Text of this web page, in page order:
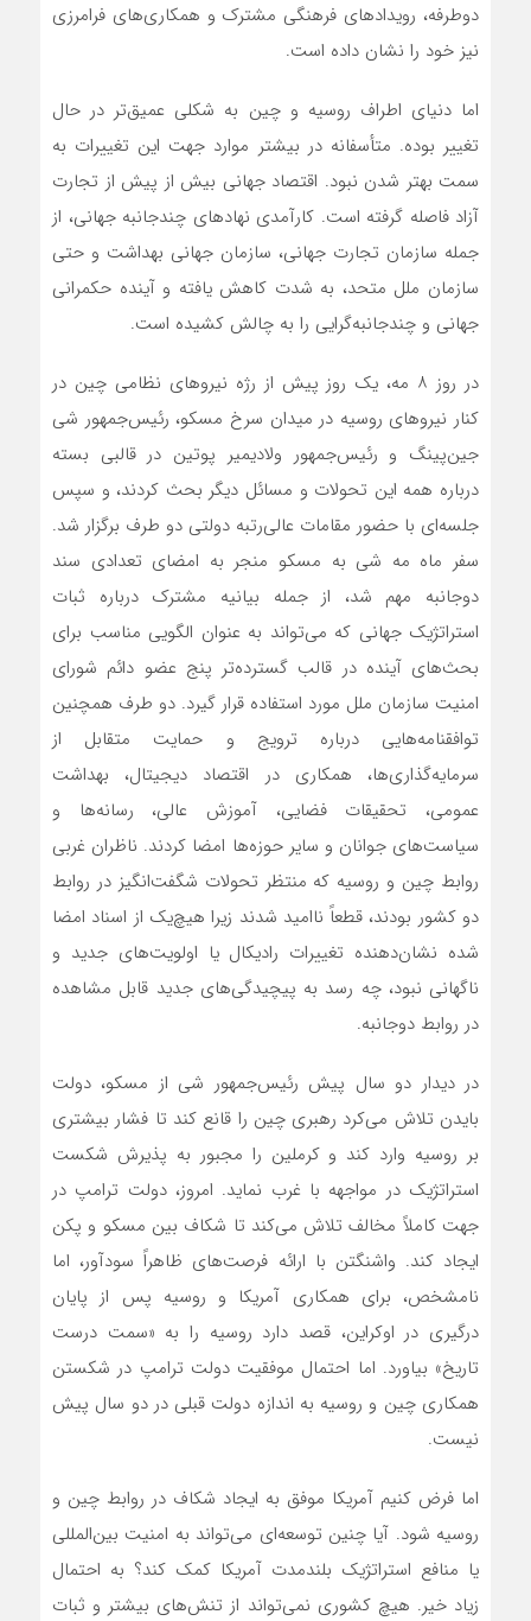
دوطرفه، رویدادهای فرهنگی مشترک و همکاری‌های فرامرزی
نیز خود را نشان داده است.
اما دنیای اطراف روسیه و چین به شکلی عمیق‌تر در حال
تغییر بوده. متأسفانه در بیشتر موارد جهت این تغییرات به
سمت بهتر شدن نبود. اقتصاد جهانی بیش از پیش از تجارت
آزاد فاصله گرفته است. کارآمدی نهادهای چندجانبه جهانی، از
جمله سازمان تجارت جهانی، سازمان جهانی بهداشت و حتی
سازمان ملل متحد، به شدت کاهش یافته و آینده حکمرانی
جهانی و چندجانبه‌گرایی را به چالش کشیده است.
در روز ۸ مه، یک روز پیش از رژه نیروهای نظامی چین در
کنار نیروهای روسیه در میدان سرخ مسکو، رئیس‌جمهور شی
جین‌پینگ و رئیس‌جمهور ولادیمیر پوتین در قالبی بسته
درباره همه این تحولات و مسائل دیگر بحث کردند، و سپس
جلسه‌ای با حضور مقامات عالی‌رتبه دولتی دو طرف برگزار شد.
سفر ماه مه شی به مسکو منجر به امضای تعدادی سند
دوجانبه مهم شد، از جمله بیانیه مشترک درباره ثبات
استراتژیک جهانی که می‌تواند به عنوان الگویی مناسب برای
بحث‌های آینده در قالب گسترده‌تر پنج عضو دائم شورای
امنیت سازمان ملل مورد استفاده قرار گیرد. دو طرف همچنین
توافقنامه‌هایی درباره ترویج و حمایت متقابل از
سرمایه‌گذاری‌ها، همکاری در اقتصاد دیجیتال، بهداشت
عمومی، تحقیقات فضایی، آموزش عالی، رسانه‌ها و
سیاست‌های جوانان و سایر حوزه‌ها امضا کردند. ناظران غربی
روابط چین و روسیه که منتظر تحولات شگفت‌انگیز در روابط
دو کشور بودند، قطعاً ناامید شدند زیرا هیچ‌یک از اسناد امضا
شده نشان‌دهنده تغییرات رادیکال یا اولویت‌های جدید و
ناگهانی نبود، چه رسد به پیچیدگی‌های جدید قابل مشاهده
در روابط دوجانبه.
در دیدار دو سال پیش رئیس‌جمهور شی از مسکو، دولت
بایدن تلاش می‌کرد رهبری چین را قانع کند تا فشار بیشتری
بر روسیه وارد کند و کرملین را مجبور به پذیرش شکست
استراتژیک در مواجهه با غرب نماید. امروز، دولت ترامپ در
جهت کاملاً مخالف تلاش می‌کند تا شکاف بین مسکو و پکن
ایجاد کند. واشنگتن با ارائه فرصت‌های ظاهراً سودآور، اما
نامشخص، برای همکاری آمریکا و روسیه پس از پایان
درگیری در اوکراین، قصد دارد روسیه را به «سمت درست
تاریخ» بیاورد. اما احتمال موفقیت دولت ترامپ در شکستن
همکاری چین و روسیه به اندازه دولت قبلی در دو سال پیش
نیست.
اما فرض کنیم آمریکا موفق به ایجاد شکاف در روابط چین و
روسیه شود. آیا چنین توسعه‌ای می‌تواند به امنیت بین‌المللی
یا منافع استراتژیک بلندمدت آمریکا کمک کند؟ به احتمال
زیاد خیر. هیچ کشوری نمی‌تواند از تنش‌های بیشتر و ثبات